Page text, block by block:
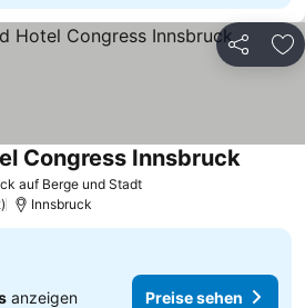
Teilen
auf Berge und StadtPreise sehen
Congress InnsbruckPreise
Innsbruck
anzeigen Preise sehen